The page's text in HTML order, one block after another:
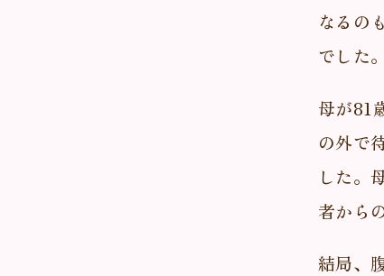
なるの
でした。
母が81
の外で
した。
者から
結局、